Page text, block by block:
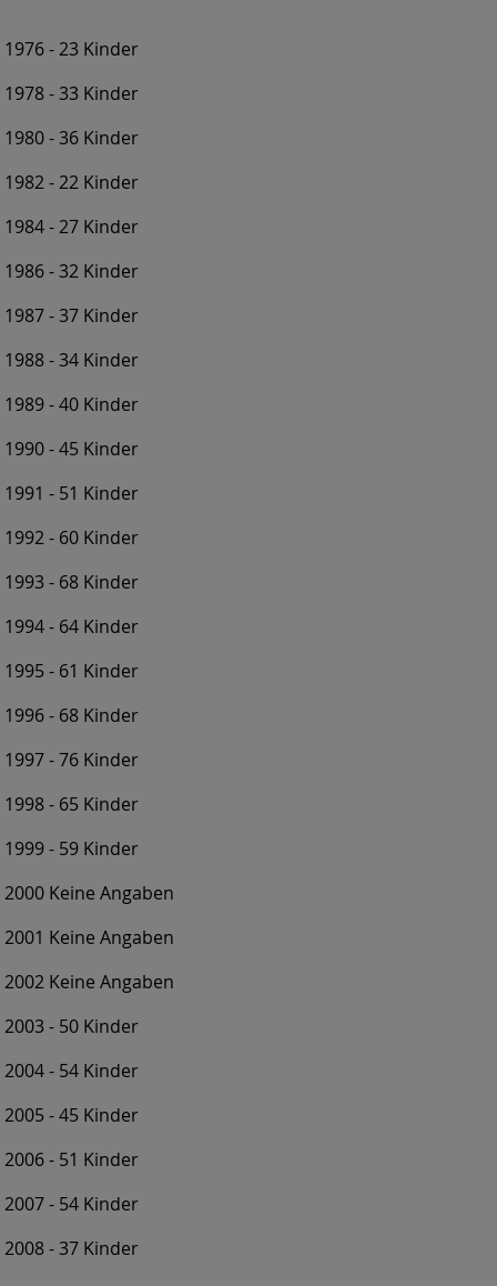
1976 - 23 Kinder
1978 - 33 Kinder
1980 - 36 Kinder
1982 - 22 Kinder
1984 - 27 Kinder
1986 - 32 Kinder
1987 - 37 Kinder
1988 - 34 Kinder
1989 - 40 Kinder
1990 - 45 Kinder
1991 - 51 Kinder
1992 - 60 Kinder
1993 - 68 Kinder
1994 - 64 Kinder
1995 - 61 Kinder
1996 - 68 Kinder
1997 - 76 Kinder
1998 - 65 Kinder
1999 - 59 Kinder
2000 Keine Angaben
2001 Keine Angaben
2002 Keine Angaben
2003 - 50 Kinder
2004 - 54 Kinder
2005 - 45 Kinder
2006 - 51 Kinder
2007 - 54 Kinder
2008 - 37 Kinder